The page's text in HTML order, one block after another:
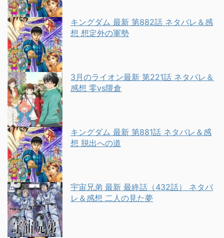
キングダム 最新 第882話 ネタバレ＆感
想 想定外の軍勢
3月のライオン最新 第221話 ネタバレ＆
感想 零vs隈倉
キングダム 最新 第881話 ネタバレ＆感
想 脱出への道
宇宙兄弟 最新 最終話（432話） ネタバ
レ＆感想 二人の見た夢